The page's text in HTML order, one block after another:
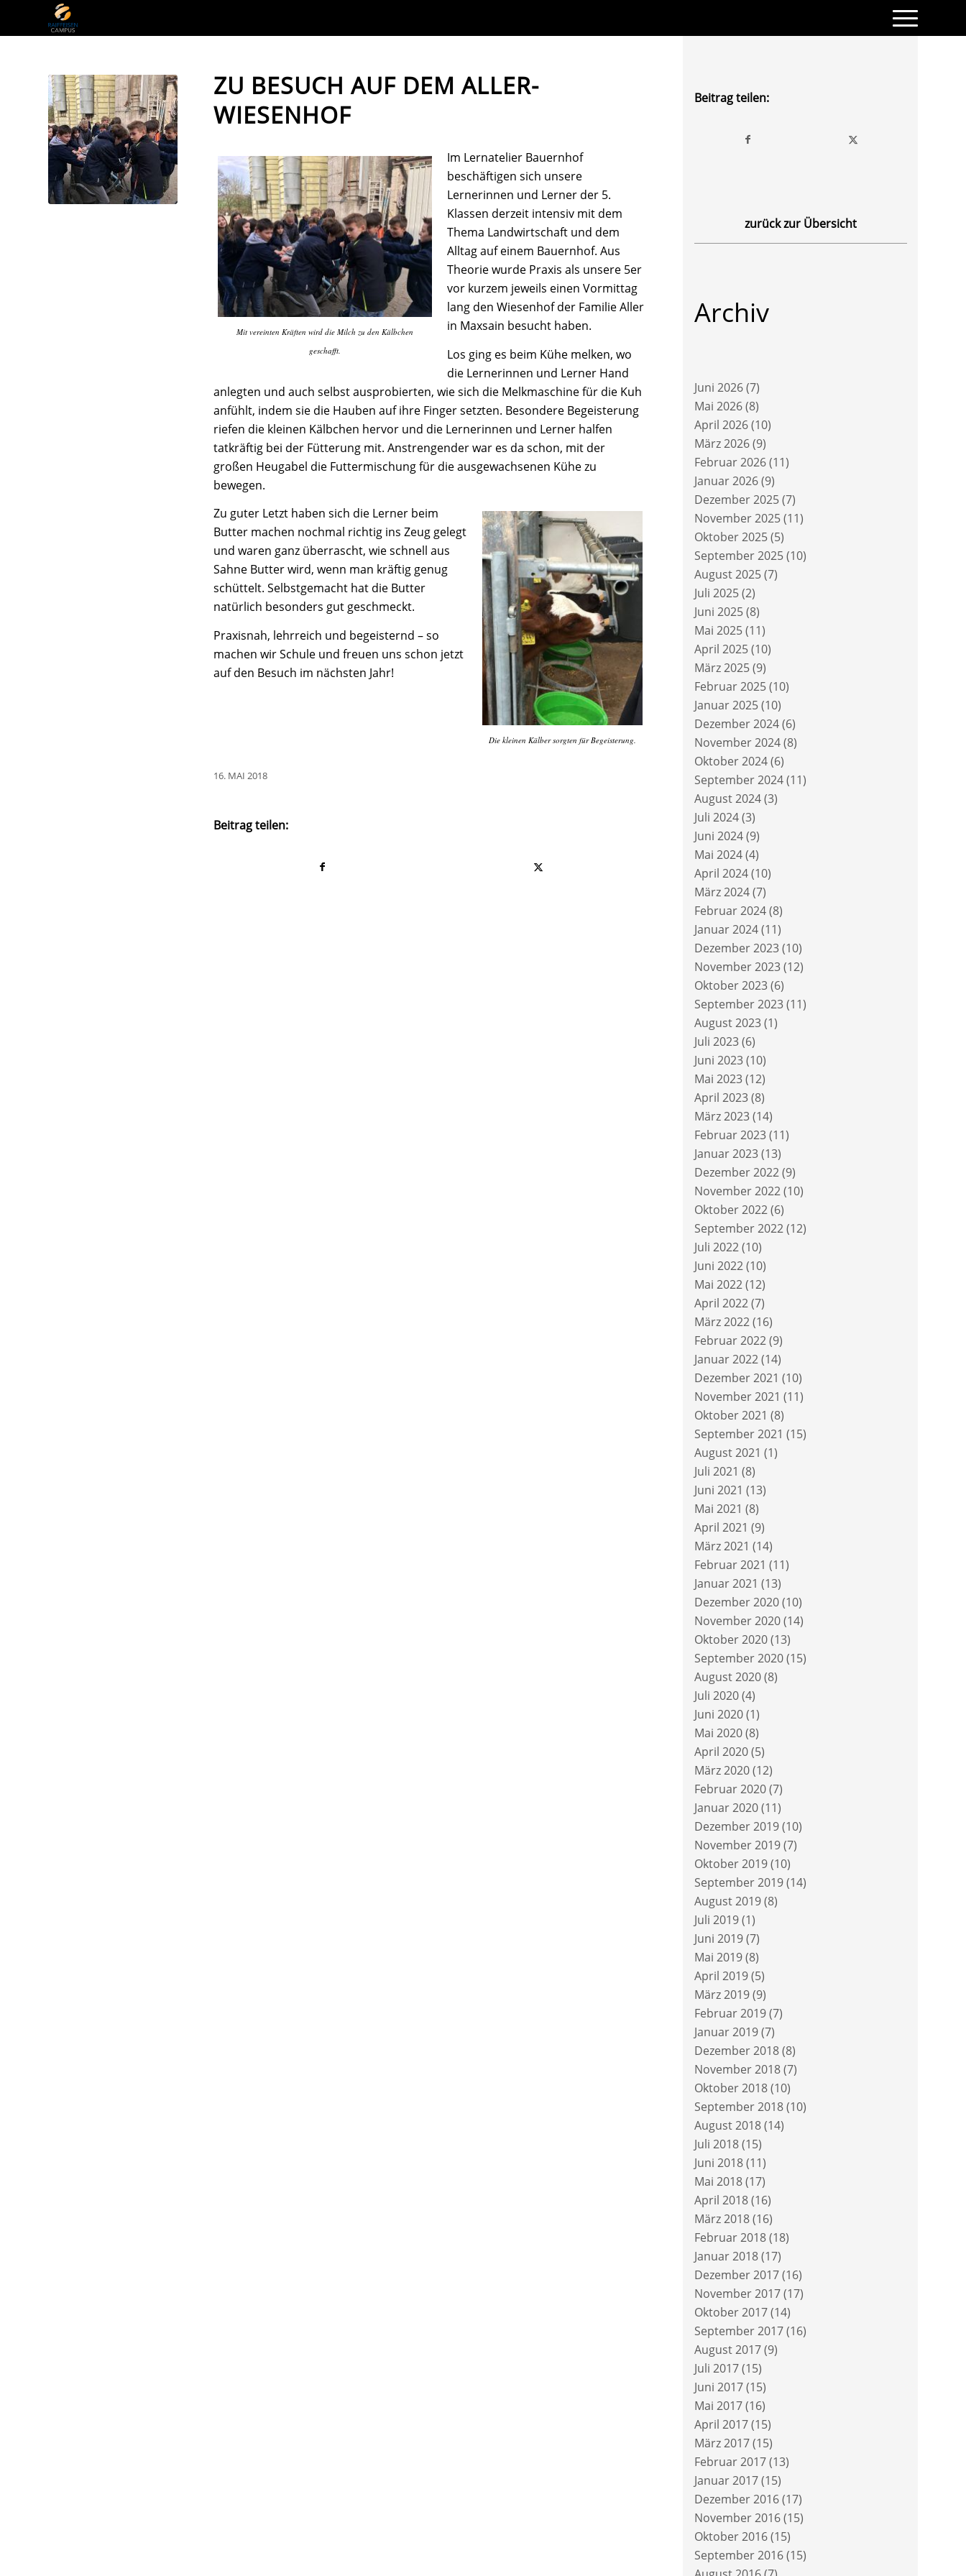
ZU BESUCH AUF DEM ALLER-
WIESENHOF
Mit vereinten Kräften wird die Milch zu den Kälbchen
geschafft.
Im Lernatelier Bauernhof
beschäftigen sich unsere
Lernerinnen und Lerner der 5.
Klassen derzeit intensiv mit dem
Thema Landwirtschaft und dem
Alltag auf einem Bauernhof. Aus
Theorie wurde Praxis als unsere 5er
vor kurzem jeweils einen Vormittag
lang den Wiesenhof der Familie Aller
in Maxsain besucht haben.
Los ging es beim Kühe melken, wo
die Lernerinnen und Lerner Hand
anlegten und auch selbst ausprobierten, wie sich die Melkmaschine für die Kuh
anfühlt, indem sie die Hauben auf ihre Finger setzten. Besondere Begeisterung
riefen die kleinen Kälbchen hervor und die Lernerinnen und Lerner halfen
tatkräftig bei der Fütterung mit. Anstrengender war es da schon, mit der
großen Heugabel die Futtermischung für die ausgewachsenen Kühe zu
bewegen.
Die kleinen Kälber sorgten für Begeisterung.
Zu guter Letzt haben sich die Lerner beim
Butter machen nochmal richtig ins Zeug gelegt
und waren ganz überrascht, wie schnell aus
Sahne Butter wird, wenn man kräftig genug
schüttelt. Selbstgemacht hat die Butter
natürlich besonders gut geschmeckt.
Praxisnah, lehrreich und begeisternd – so
machen wir Schule und freuen uns schon jetzt
auf den Besuch im nächsten Jahr!
16. MAI 2018
Beitrag teilen:
Beitrag teilen:
zurück zur Übersicht
Archiv
Juni 2026(7)
Mai 2026(8)
April 2026(10)
März 2026(9)
Februar 2026(11)
Januar 2026(9)
Dezember 2025(7)
November 2025(11)
Oktober 2025(5)
September 2025(10)
August 2025(7)
Juli 2025(2)
Juni 2025(8)
Mai 2025(11)
April 2025(10)
März 2025(9)
Februar 2025(10)
Januar 2025(10)
Dezember 2024(6)
November 2024(8)
Oktober 2024(6)
September 2024(11)
August 2024(3)
Juli 2024(3)
Juni 2024(9)
Mai 2024(4)
April 2024(10)
März 2024(7)
Februar 2024(8)
Januar 2024(11)
Dezember 2023(10)
November 2023(12)
Oktober 2023(6)
September 2023(11)
August 2023(1)
Juli 2023(6)
Juni 2023(10)
Mai 2023(12)
April 2023(8)
März 2023(14)
Februar 2023(11)
Januar 2023(13)
Dezember 2022(9)
November 2022(10)
Oktober 2022(6)
September 2022(12)
Juli 2022(10)
Juni 2022(10)
Mai 2022(12)
April 2022(7)
März 2022(16)
Februar 2022(9)
Januar 2022(14)
Dezember 2021 (10)
November 2021 (11)
Oktober 2021 (8)
September 2021 (15)
August 2021 (1)
Juli 2021 (8)
Juni 2021 (13)
Mai 2021 (8)
April 2021 (9)
März 2021 (14)
Februar 2021 (11)
Januar 2021 (13)
Dezember 2020(10)
November 2020(14)
Oktober 2020(13)
September 2020(15)
August 2020(8)
Juli 2020(4)
Juni 2020(1)
Mai 2020(8)
April 2020(5)
März 2020(12)
Februar 2020(7)
Januar 2020(11)
Dezember 2019(10)
November 2019(7)
Oktober 2019(10)
September 2019(14)
August 2019(8)
Juli 2019(1)
Juni 2019(7)
Mai 2019(8)
April 2019(5)
März 2019(9)
Februar 2019(7)
Januar 2019(7)
Dezember 2018(8)
November 2018(7)
Oktober 2018(10)
September 2018(10)
August 2018(14)
Juli 2018(15)
Juni 2018(11)
Mai 2018(17)
April 2018(16)
März 2018(16)
Februar 2018(18)
Januar 2018(17)
Dezember 2017(16)
November 2017(17)
Oktober 2017(14)
September 2017(16)
August 2017(9)
Juli 2017(15)
Juni 2017(15)
Mai 2017(16)
April 2017(15)
März 2017(15)
Februar 2017(13)
Januar 2017(15)
Dezember 2016(17)
November 2016(15)
Oktober 2016(15)
September 2016(15)